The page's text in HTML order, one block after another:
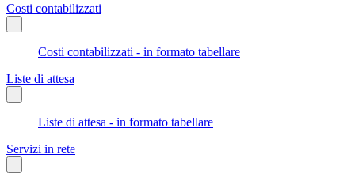
Costi contabilizzati
Costi contabilizzati - in formato tabellare
Liste di attesa
Liste di attesa - in formato tabellare
Servizi in rete